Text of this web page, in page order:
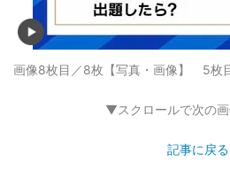
画像8枚目／8枚 【写真・画像】 5枚
▼スクロールで次の
記事に戻る